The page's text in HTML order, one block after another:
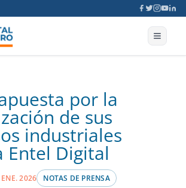
por la
de sus
industriales
Entel Digital
2026 NOTAS DE PRENSA